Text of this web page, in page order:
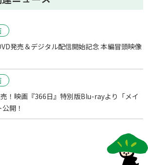
発売＆デジタル配信開始記念 本編冒頭映像
！映画『366日』特別版Blu-rayより「メイ
開！